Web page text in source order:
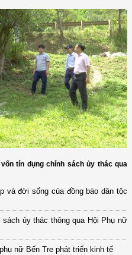
tín dụng chính sách ủy thác qua
và đời sống của đồng bào dân tộc
ủy thác thông qua Hội Phụ nữ
nữ Bến Tre phát triển kinh tế